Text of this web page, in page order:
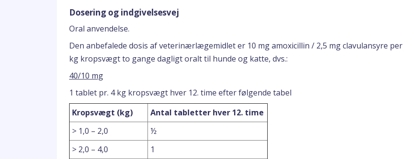
Dosering og indgivelsesvej
Oral anvendelse.
Den anbefalede dosis af veterinærlægemidlet er 10 mg amoxicillin / 2,5 mg clavulansyre per
kg kropsvægt to gange dagligt oralt til hunde og katte, dvs.:
40/10 mg
1 tablet pr. 4 kg kropsvægt hver 12. time efter følgende tabel
Kropsvægt (kg)
Antal tabletter hver 12. time
> 1,0 – 2,0
½
> 2,0 – 4,0
1